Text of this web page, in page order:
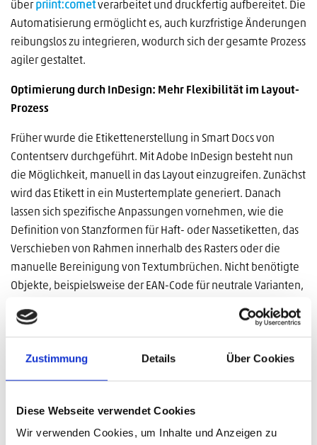
Zustimmung Details Über Cookies
Diese Webseite verwendet Cookies
Wir verwenden Cookies, um Inhalte und Anzeigen zu
überpriint:cometverarbeitet und druckfertig aufbereitet. Die
Automatisierung ermöglicht es, auch kurzfristige Änderungen
reibungslos zu integrieren, wodurch sich der gesamte Prozess
agiler gestaltet.
Optimierung durch InDesign: Mehr Flexibilität im Layout-
Prozess
Früher wurde die Etikettenerstellung in Smart Docs von
Contentserv durchgeführt. Mit Adobe InDesign besteht nun
die Möglichkeit, manuell in das Layout einzugreifen. Zunächst
wird das Etikett in ein Mustertemplate generiert. Danach
lassen sich spezifische Anpassungen vornehmen, wie die
Definition von Stanzformen für Haft- oder Nassetiketten, das
Verschieben von Rahmen innerhalb des Rasters oder die
manuelle Bereinigung von Textumbrüchen. Nicht benötigte
Objekte, beispielsweise der EAN-Code für neutrale Varianten,
Bearbeitung erfolgt die finale Speicherung als Druck- PDF,